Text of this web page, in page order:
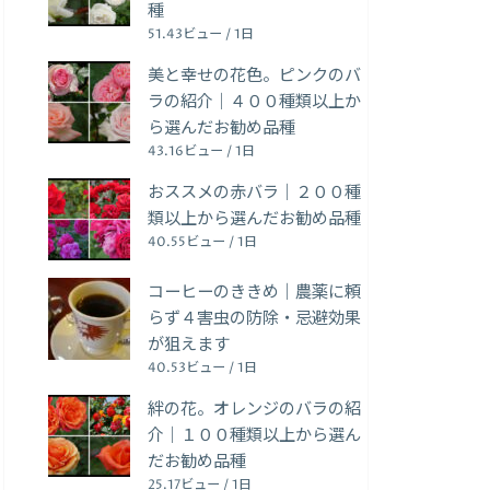
種
51.43ビュー / 1日
美と幸せの花色。ピンクのバ
ラの紹介｜４００種類以上か
ら選んだお勧め品種
43.16ビュー / 1日
おススメの赤バラ｜２００種
類以上から選んだお勧め品種
40.55ビュー / 1日
コーヒーのききめ｜農薬に頼
らず４害虫の防除・忌避効果
が狙えます
40.53ビュー / 1日
絆の花。オレンジのバラの紹
介｜１００種類以上から選ん
だお勧め品種
25.17ビュー / 1日